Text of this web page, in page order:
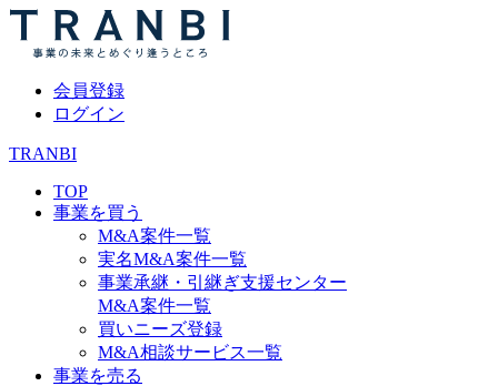
会員登録
ログイン
TRANBI
TOP
事業を買う
M&A案件一覧
実名M&A案件一覧
事業承継・引継ぎ支援センター
M&A案件一覧
買いニーズ登録
M&A相談サービス一覧
事業を売る